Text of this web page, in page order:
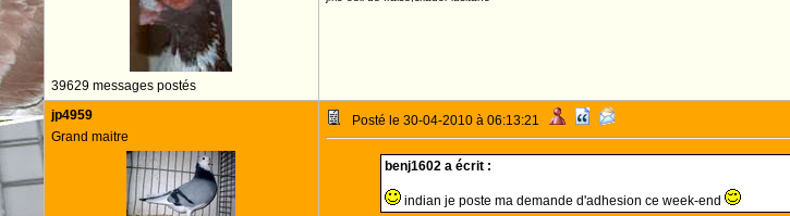
39629 messages postés
jp4959
Grand maitre
Posté le 30-04-2010 à 06:13:21
benj1602 a écrit :
indian je poste ma demande d'adhesion ce week-end